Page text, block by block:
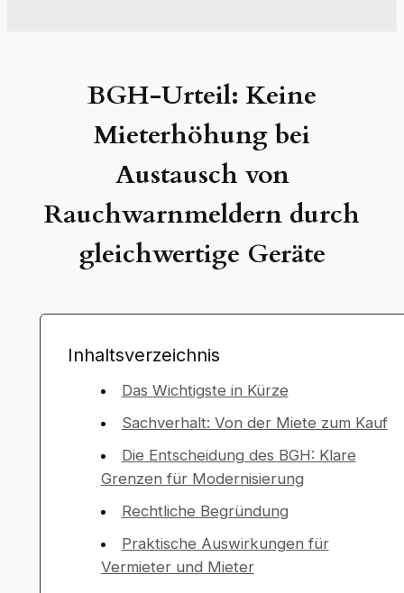
BGH-Urteil: Keine
Mieterhöhung bei
Austausch von
Rauchwarnmeldern durch
gleichwertige Geräte
Inhaltsverzeichnis
Das Wichtigste in Kürze
Sachverhalt: Von der Miete zum Kauf
Die Entscheidung des BGH: Klare
Grenzen für Modernisierung
Rechtliche Begründung
Praktische Auswirkungen für
Vermieter und Mieter